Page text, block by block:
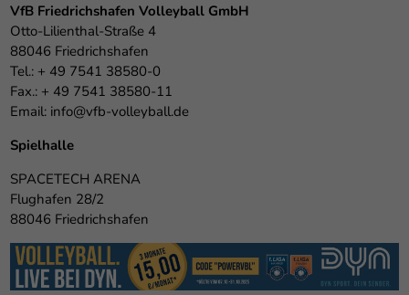
VfB Friedrichshafen Volleyball GmbH
Otto-Lilienthal-Straße 4
88046 Friedrichshafen
Tel.: + 49 7541 38580-0
Fax.: + 49 7541 38580-11
Email: info@vfb-volleyball.de
Spielhalle
SPACETECH ARENA
Flughafen 28/2
88046 Friedrichshafen